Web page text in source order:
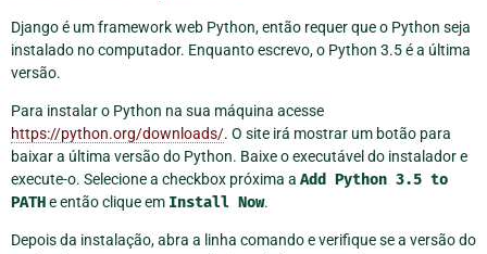
Django é um framework web Python, então requer que o Python seja
instalado no computador. Enquanto escrevo, o Python 3.5 é a última
versão.
Para instalar o Python na sua máquina acesse
https://python.org/downloads/. O site irá mostrar um botão para
baixar a última versão do Python. Baixe o executável do instalador e
execute-o. Selecione a checkbox próxima a Add Python 3.5 to
PATHe então clique em Install Now.
Depois da instalação, abra a linha comando e verifique se a versão do